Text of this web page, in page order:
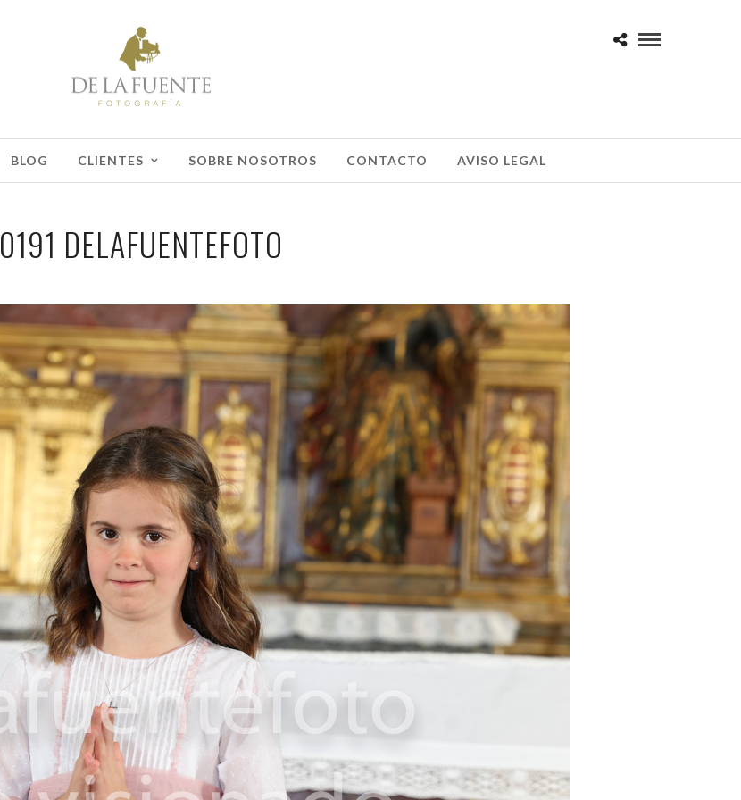
BLOG CLIENTES SOBRE NOSOTROS CONTACTO AVISO LEGAL
0191 DELAFUENTEFOTO